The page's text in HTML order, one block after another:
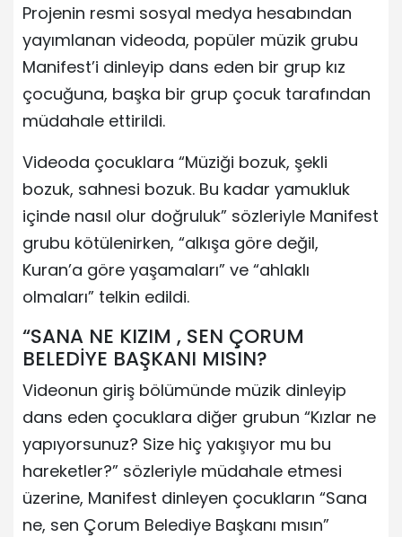
Projenin resmi sosyal medya hesabından
yayımlanan videoda, popüler müzik grubu
Manifest’i dinleyip dans eden bir grup kız
çocuğuna, başka bir grup çocuk tarafından
müdahale ettirildi.
Videoda çocuklara “Müziği bozuk, şekli
bozuk, sahnesi bozuk. Bu kadar yamukluk
içinde nasıl olur doğruluk” sözleriyle Manifest
grubu kötülenirken, “alkışa göre değil,
Kuran’a göre yaşamaları” ve “ahlaklı
olmaları” telkin edildi.
“SANA NE KIZIM , SEN ÇORUM
BELEDİYE BAŞKANI MISIN?
Videonun giriş bölümünde müzik dinleyip
dans eden çocuklara diğer grubun “Kızlar ne
yapıyorsunuz? Size hiç yakışıyor mu bu
hareketler?” sözleriyle müdahale etmesi
üzerine, Manifest dinleyen çocukların “Sana
ne, sen Çorum Belediye Başkanı mısın”